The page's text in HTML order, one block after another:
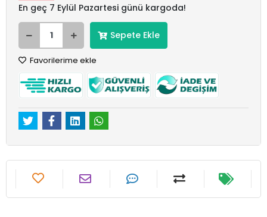
En geç 7 Eylül Pazartesi günü kargoda!
Sepete Ekle
Favorilerime ekle